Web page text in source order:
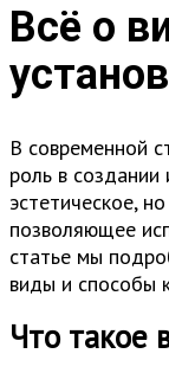
Всё о
В современной
роль в
эстетическое,
позволяющее
статье мы
виды и способы
Что такое